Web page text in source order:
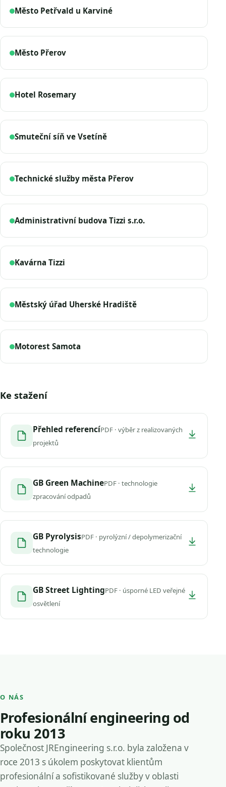
Město Petřvald u Karviné
Město Přerov
Hotel Rosemary
Smuteční síň ve Vsetíně
Technické služby města Přerov
Administrativní budova Tizzi s.r.o.
Kavárna Tizzi
Městský úřad Uherské Hradiště
Motorest Samota
Ke stažení
Přehled referencíPDF · výběr z realizovaných
projektů
GB Green MachinePDF · technologie
zpracování odpadů
GB PyrolysisPDF · pyrolýzní / depolymerizační
technologie
GB Street LightingPDF · úsporné LED veřejné
osvětlení
O NÁS
Profesionální engineering od
roku 2013
Společnost JREngineering s.r.o. byla založena v
roce 2013 s úkolem poskytovat klientům
profesionální a sofistikované služby v oblasti